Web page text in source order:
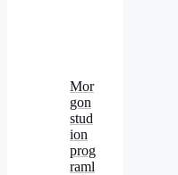
Mor
gon
stud
ion
prog
raml